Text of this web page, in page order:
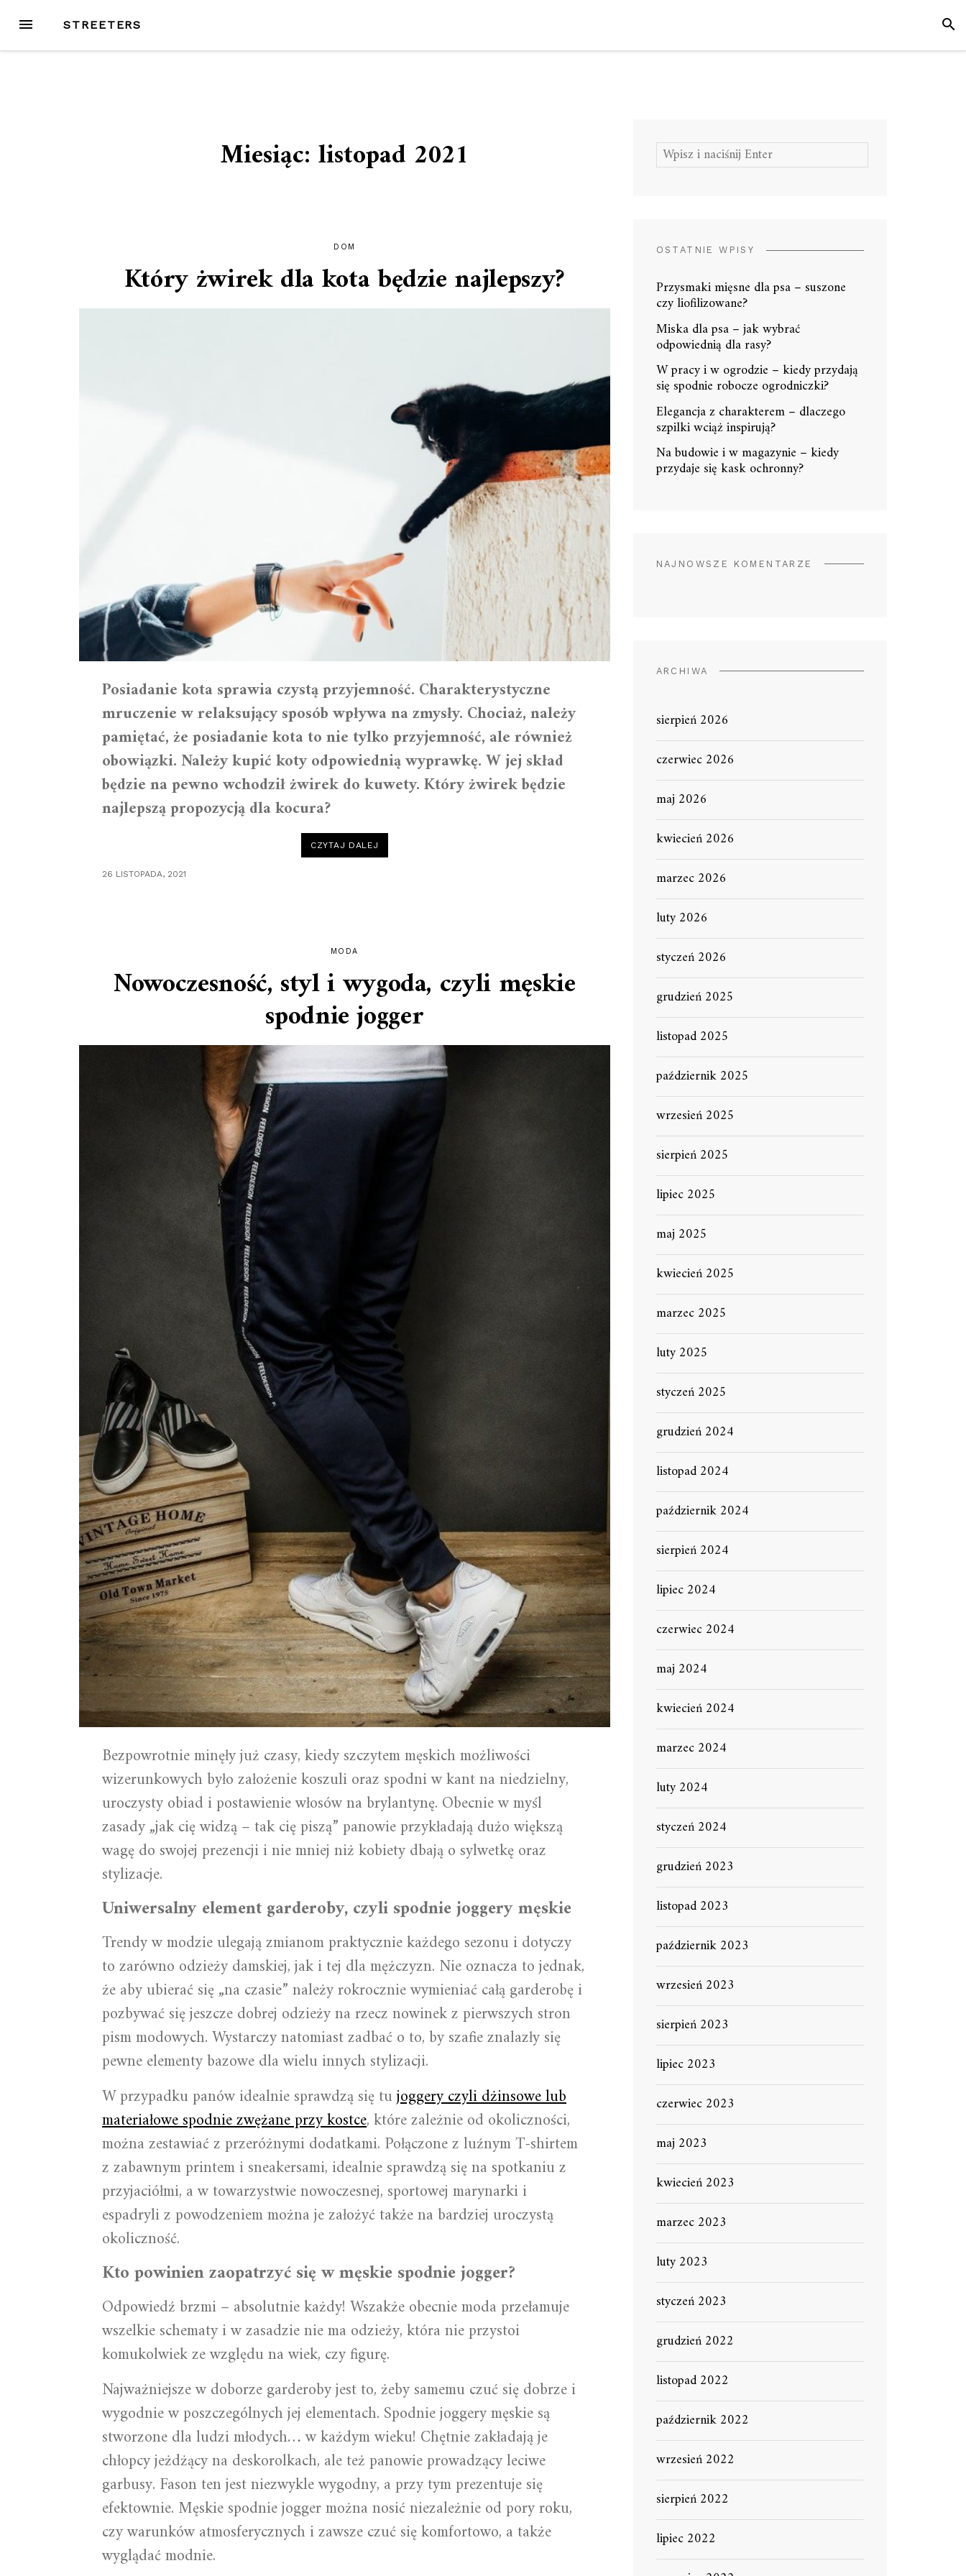
treści
MENU STREETERS
Miesiąc: listopad 2021
DOM
Który żwirek dla kota będzie najlepszy?
Posiadanie kota sprawia czystą przyjemność. Charakterystyczne
mruczenie w relaksujący sposób wpływa na zmysły. Chociaż, należy
pamiętać, że posiadanie kota to nie tylko przyjemność, ale również
obowiązki. Należy kupić koty odpowiednią wyprawkę. W jej skład
będzie na pewno wchodził żwirek do kuwety. Który żwirek będzie
najlepszą propozycją dla kocura?
CZYTAJ DALEJ
DLA
26 LISTOPADA, 2021
MODA
Nowoczesność, styl i wygoda, czyli męskie
spodnie jogger
Bezpowrotnie minęły już czasy, kiedy szczytem męskich możliwości
wizerunkowych było założenie koszuli oraz spodni w kant na niedzielny,
uroczysty obiad i postawienie włosów na brylantynę. Obecnie w myśl
zasady „jak cię widzą – tak cię piszą” panowie przykładają dużo większą
wagę do swojej prezencji i nie mniej niż kobiety dbają o sylwetkę oraz
stylizacje.
Uniwersalny element garderoby, czyli spodnie joggery męskie
Trendy w modzie ulegają zmianom praktycznie każdego sezonu i dotyczy
to zarówno odzieży damskiej, jak i tej dla mężczyzn. Nie oznacza to jednak,
że aby ubierać się „na czasie” należy rokrocznie wymieniać całą garderobę i
pozbywać się jeszcze dobrej odzieży na rzecz nowinek z pierwszych stron
pism modowych. Wystarczy natomiast zadbać o to, by szafie znalazły się
pewne elementy bazowe dla wielu innych stylizacji.
W przypadku panów idealnie sprawdzą się tujoggery czyli dżinsowe lub
materiałowe spodnie zwężane przy kostce, które zależnie od okoliczności,
można zestawiać z przeróżnymi dodatkami. Połączone z luźnym T-shirtem
z zabawnym printem i sneakersami, idealnie sprawdzą się na spotkaniu z
przyjaciółmi, a w towarzystwie nowoczesnej, sportowej marynarki i
espadryli z powodzeniem można je założyć także na bardziej uroczystą
okoliczność.
Kto powinien zaopatrzyć się w męskie spodnie jogger?
Odpowiedź brzmi – absolutnie każdy! Wszakże obecnie moda przełamuje
wszelkie schematy i w zasadzie nie ma odzieży, która nie przystoi
komukolwiek ze względu na wiek, czy figurę.
Najważniejsze w doborze garderoby jest to, żeby samemu czuć się dobrze i
wygodnie w poszczególnych jej elementach. Spodnie joggery męskie są
stworzone dla ludzi młodych… w każdym wieku! Chętnie zakładają je
chłopcy jeżdżący na deskorolkach, ale też panowie prowadzący leciwe
garbusy. Fason ten jest niezwykle wygodny, a przy tym prezentuje się
efektownie. Męskie spodnie jogger można nosić niezależnie od pory roku,
czy warunków atmosferycznych i zawsze czuć się komfortowo, a także
wyglądać modnie.
Szukaj:
OSTATNIE WPISY
Przysmaki mięsne dla psa – suszone
czy liofilizowane?
Miska dla psa – jak wybrać
odpowiednią dla rasy?
W pracy i w ogrodzie – kiedy przydają
się spodnie robocze ogrodniczki?
Elegancja z charakterem – dlaczego
szpilki wciąż inspirują?
Na budowie i w magazynie – kiedy
przydaje się kask ochronny?
NAJNOWSZE KOMENTARZE
ARCHIWA
sierpień 2026
czerwiec 2026
maj 2026
kwiecień 2026
marzec 2026
luty 2026
styczeń 2026
grudzień 2025
listopad 2025
październik 2025
wrzesień 2025
sierpień 2025
lipiec 2025
maj 2025
kwiecień 2025
marzec 2025
luty 2025
styczeń 2025
grudzień 2024
listopad 2024
październik 2024
sierpień 2024
lipiec 2024
czerwiec 2024
maj 2024
kwiecień 2024
marzec 2024
luty 2024
styczeń 2024
grudzień 2023
listopad 2023
październik 2023
wrzesień 2023
sierpień 2023
lipiec 2023
czerwiec 2023
maj 2023
kwiecień 2023
marzec 2023
luty 2023
styczeń 2023
grudzień 2022
listopad 2022
październik 2022
wrzesień 2022
sierpień 2022
lipiec 2022